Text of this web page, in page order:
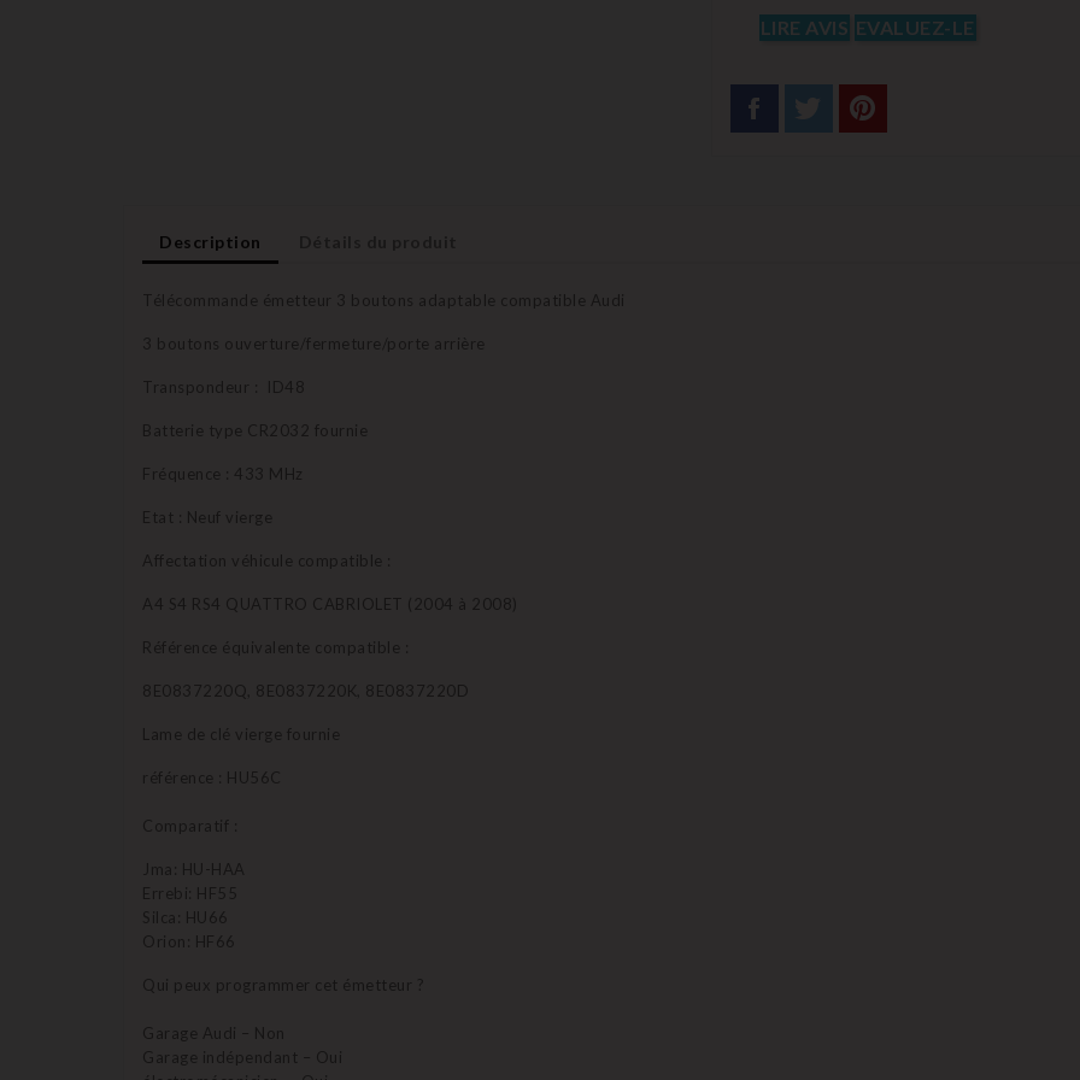
LIRE AVIS EVALUEZ-LE
Description
Télécommande émetteur 3 boutons adaptable compatible Audi
3 boutons ouverture/fermeture/porte arrière
Transpondeur : ID48
Batterie type CR2032 fournie
Fréquence : 433 MHz
Etat : Neuf vierge
Affectation véhicule compatible :
A4 S4 RS4 QUATTRO CABRIOLET (2004 à 2008)
Référence équivalente compatible :
8E0837220Q, 8E0837220K, 8E0837220D
Lame de clé vierge fournie
référence : HU56C
Comparatif :
Jma: HU-HAA
Errebi: HF55
Silca: HU66
Orion: HF66
Qui peux programmer cet émetteur ?
Garage Audi – Non
Garage indépendant – Oui